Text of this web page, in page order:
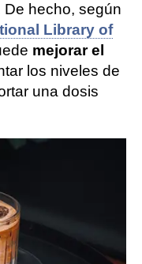
De hecho, según
Library of
mejorar el
los niveles de
una dosis